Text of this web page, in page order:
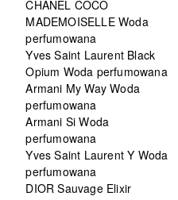
CHANEL COCO
MADEMOISELLE Woda
perfumowana
Yves Saint Laurent Black
Opium Woda perfumowana
Armani My Way Woda
perfumowana
Armani Si Woda
perfumowana
Yves Saint Laurent Y Woda
perfumowana
DIOR Sauvage Elixir